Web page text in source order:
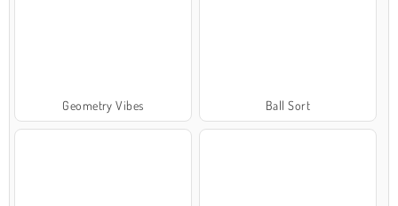
Geometry Vibes Ball Sort